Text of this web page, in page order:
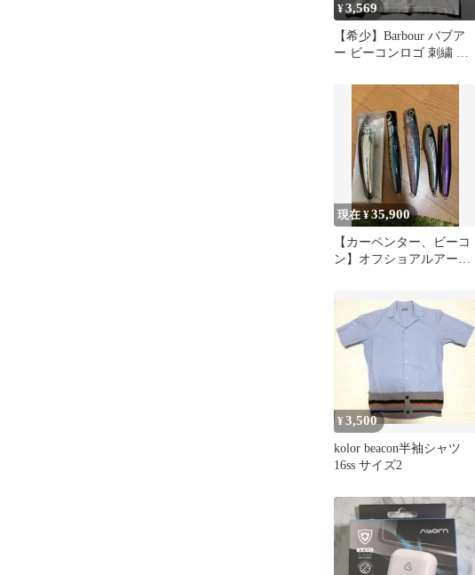
¥3,569
【希少】Barbour バブア
ー ビーコンロゴ 刺繍 半
現在 ¥35,900
【カーペンター、ビーコ
ン】オフショアルアー5
¥3,500
kolor beacon半袖シャツ
16ss サイズ2